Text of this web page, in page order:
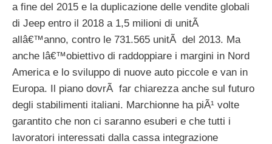
a fine del 2015 e la duplicazione delle vendite globali
di Jeep entro il 2018 a 1,5 milioni di unitÃ
allâ€™anno, contro le 731.565 unitÃ del 2013. Ma
anche lâ€™obiettivo di raddoppiare i margini in Nord
America e lo sviluppo di nuove auto piccole e van in
Europa. Il piano dovrÃ far chiarezza anche sul futuro
degli stabilimenti italiani. Marchionne ha piÃ¹ volte
garantito che non ci saranno esuberi e che tutti i
lavoratori interessati dalla cassa integrazione